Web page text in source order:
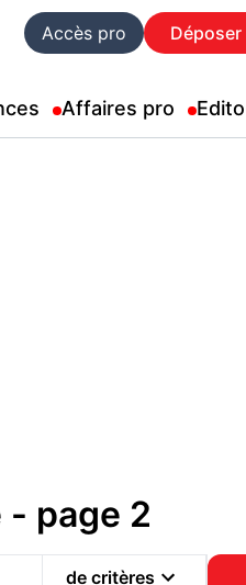
Accès pro Déposer
Affaires pro Edito
page 2
de critères